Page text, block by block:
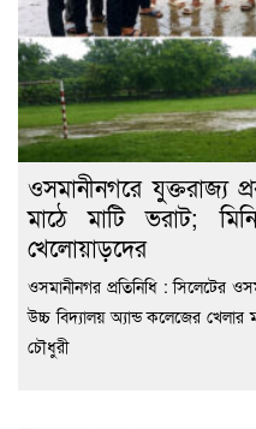
ওসমানীনগরে যুক্তরাজ্য
মাঠে মাটি ভরাট;
খেলোয়াড়দের
ওসমানীনগর প্রতিনিধি : সিলেটের
উচ্চ বিদ্যালয় অ্যান্ড কলেজের খেলার
চৌধুরী